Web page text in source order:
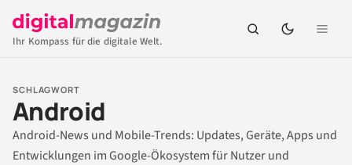
Ihr Kompass für die digitale Welt.
SCHLAGWORT
Android
Android-News und Mobile-Trends: Updates, Geräte, Apps und
Entwicklungen im Google-Ökosystem für Nutzer und